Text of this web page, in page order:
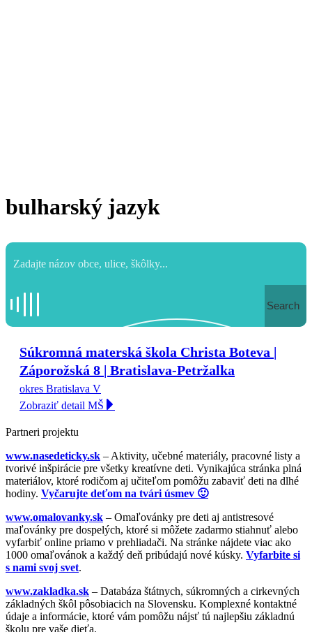
bulharský jazyk
Search
Súkromná materská škola Christa Boteva |
Záporožská 8 | Bratislava-Petržalka
okres Bratislava V
Zobraziť detail MŠ
Partneri projektu
www.nasedeticky.sk – Aktivity, učebné materiály, pracovné listy a
tvorivé inšpirácie pre všetky kreatívne deti. Vynikajúca stránka plná
materiálov, ktoré rodičom aj učiteľom pomôžu zabaviť deti na dlhé
hodiny. Vyčarujte deťom na tvári úsmev 🙂
www.omalovanky.sk – Omaľovánky pre deti aj antistresové
maľovánky pre dospelých, ktoré si môžete zadarmo stiahnuť alebo
vyfarbiť online priamo v prehliadači. Na stránke nájdete viac ako
1000 omaľovánok a každý deň pribúdajú nové kúsky. Vyfarbite si
s nami svoj svet.
www.zakladka.sk – Databáza štátnych, súkromných a cirkevných
základných škôl pôsobiacich na Slovensku. Komplexné kontaktné
údaje a informácie, ktoré vám pomôžu nájsť tú najlepšiu základnú
školu pre vaše dieťa.